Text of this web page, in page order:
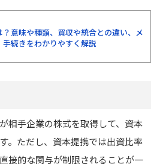
？意味や種類、買収や統合との違い、メ
手続きをわかりやすく解説
相手企業の株式を取得して、資本
。ただし、資本提携では出資比率
接的な関与が制限されることが一